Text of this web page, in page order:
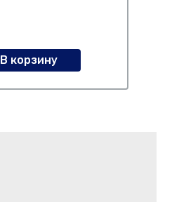
В корзину